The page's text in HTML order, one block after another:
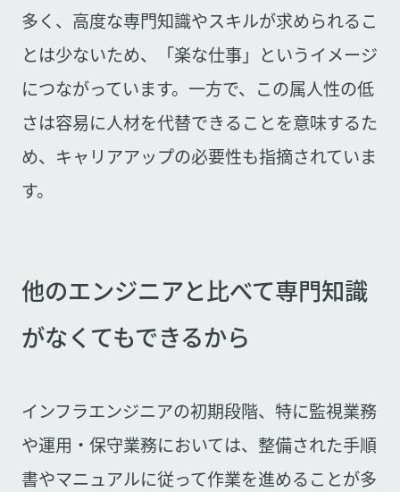
多く、高度な専門知識やスキルが求められるこ
とは少ないため、「楽な仕事」というイメージ
につながっています。一方で、この属人性の低
さは容易に人材を代替できることを意味するた
め、キャリアアップの必要性も指摘されていま
す。
他のエンジニアと比べて専門知識
がなくてもできるから
インフラエンジニアの初期段階、特に監視業務
や運用・保守業務においては、整備された手順
書やマニュアルに従って作業を進めることが多